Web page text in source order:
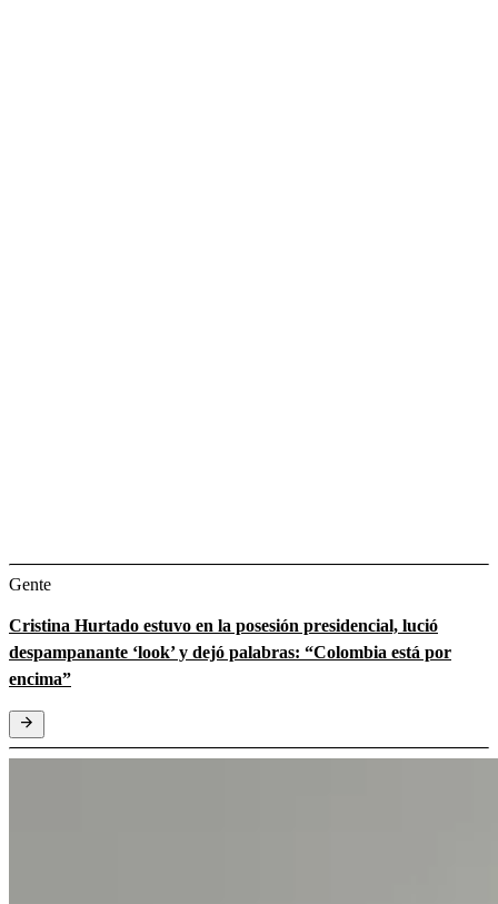
Gente
Cristina Hurtado estuvo en la posesión presidencial, lució
despampanante ‘look’ y dejó palabras: “Colombia está por
encima”